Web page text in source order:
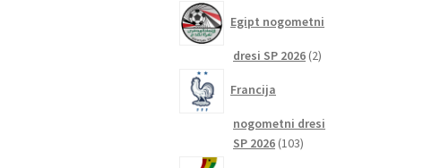
Egipt nogometni
dresi SP 2026 22
Francija
nogometni dresi
SP 2026 103103